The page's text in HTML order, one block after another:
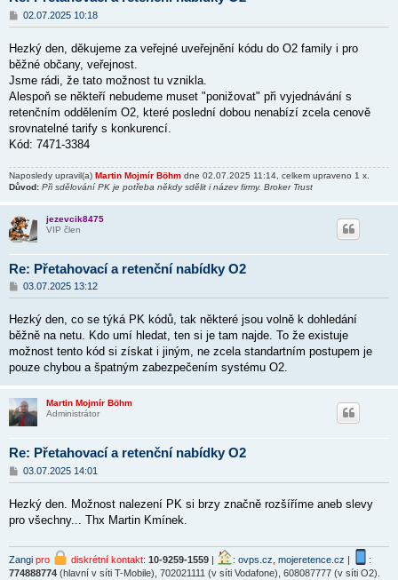
P
ř
s
p
ě
v
e
k
02.07.2025 10:18
Hezký den, děkujeme za veřejné uveřejnění kódu do O2 family i pro
běžné občany, veřejnost.
Jsme rádi, že tato možnost tu vznikla.
Alespoň se někteří nebudeme muset "ponižovat" při vyjednávání s
retenčním oddělením O2, které poslední dobou nenabízí zcela cenově
srovnatelné tarify s konkurencí.
Kód: 7471-3384
Naposledy upravil(a) Martin Mojmír Böhm dne 02.07.2025 11:14, celkem upraveno 1 x.
Důvod: Při sdělování PK je potřeba někdy sdělit i název firmy. Broker Trust
jezevcik8475
VIP člen
Re: Přetahovací a retenční nabídky O2
P
ř
s
p
v
e
03.07.2025 13:12
Hezký den, co se týká PK kódů, tak některé jsou volně k dohledání
běžně na netu. Kdo umí hledat, ten si je tam najde. To že existuje
možnost tento kód si získat i jiným, ne zcela standartním postupem je
pouze chybou a špatným zabezpečením systému O2.
Martin Mojmír Böhm
Administrátor
Re: Přetahovací a retenční nabídky O2
P
ř
s
p
ě
e
k
03.07.2025 14:01
Hezký den. Možnost nalezení PK si brzy značně rozšíříme aneb slevy
pro všechny... Thx Martin Kmínek.
Zangi pro diskrétní kontakt: 10-9259-1559 : ovps.cz, mojeretence.cz
:
774888774 (hlavní v síti T-Mobile), 702021111 (v síti Vodafone), 608087777 (v síti O2).